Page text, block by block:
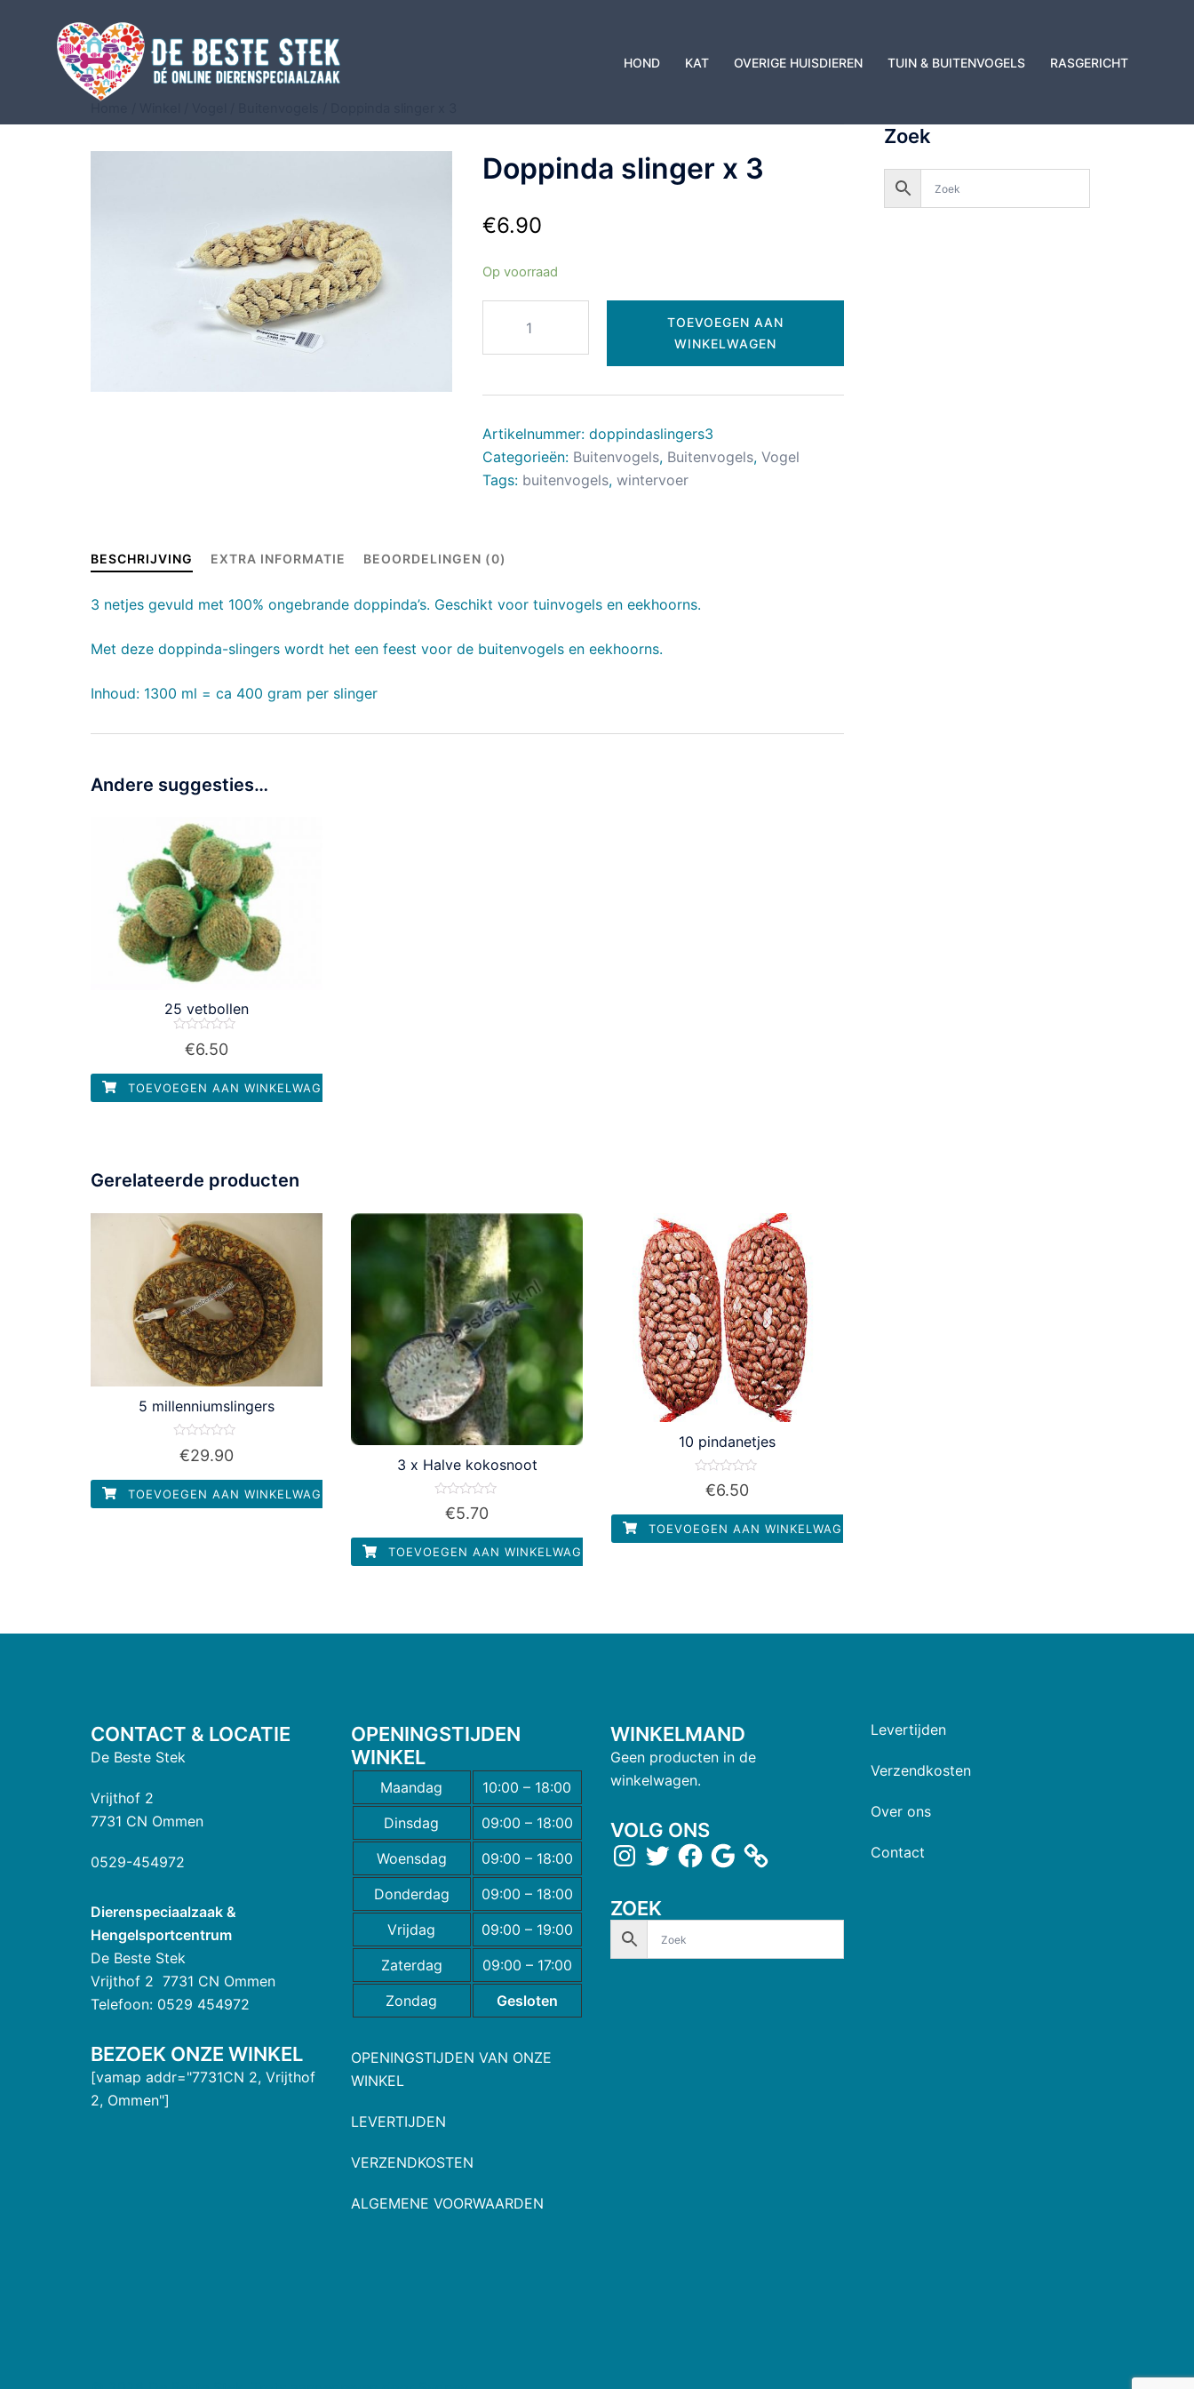
HOND KAT OVERIGE HUISDIEREN TUIN & BUITENVOGELS RASGERICHT
Doppinda slinger x 3
€6.90
Op voorraad
TOEVOEGEN AAN
WINKELWAGEN
Artikelnummer: doppindaslingers3
Categorieën: Buitenvogels, Buitenvogels, Vogel
Tags: buitenvogels, wintervoer
BESCHRIJVING EXTRA INFORMATIE BEOORDELINGEN (0)
3 netjes gevuld met 100% ongebrande doppinda’s. Geschikt voor tuinvogels en eekhoorns.
Met deze doppinda-slingers wordt het een feest voor de buitenvogels en eekhoorns.
Inhoud: 1300 ml = ca 400 gram per slinger
Andere suggesties…
25 vetbollen
Waardering
5
€6.50
TOEVOEGEN AAN WINKELWAGEN
Gerelateerde producten
5 millenniumslingers
Waardering
0
5
€29.90
TOEVOEGEN AAN WINKELWAGEN
3 x Halve kokosnoot
Waardering
5
€5.70
TOEVOEGEN AAN WINKELWAGEN
10 pindanetjes
Waardering
5
€6.50
TOEVOEGEN AAN WINKELWAGEN
Zoek
CONTACT & LOCATIE
De Beste Stek
Vrijthof 2
7731 CN Ommen
0529-454972
Dierenspeciaalzaak &
Hengelsportcentrum
De Beste Stek
Vrijthof 2 7731 CN Ommen
Telefoon: 0529 454972
BEZOEK ONZE WINKEL
[vamap addr="7731CN 2, Vrijthof
2, Ommen"]
OPENINGSTIJDEN
WINKEL
Maandag
10:00 – 18:00
Dinsdag
09:00 – 18:00
Woensdag
09:00 – 18:00
Donderdag
09:00 – 18:00
Vrijdag
09:00 – 19:00
Zaterdag
09:00 – 17:00
Zondag
Gesloten
OPENINGSTIJDEN VAN ONZE
WINKEL
LEVERTIJDEN
VERZENDKOSTEN
ALGEMENE VOORWAARDEN
WINKELMAND
Geen producten in de
winkelwagen.
VOLG ONS
ZOEK
Levertijden
Verzendkosten
Over ons
Contact